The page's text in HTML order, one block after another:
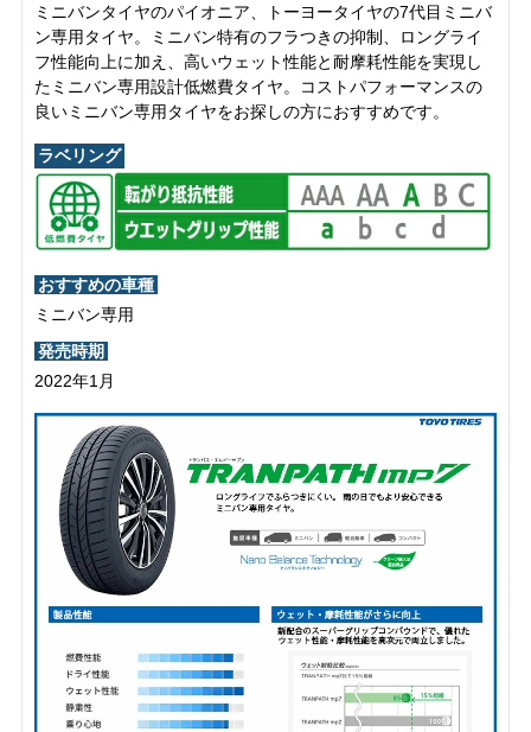
ミニバンタイヤのパイオニア、トーヨータイヤの7代目ミニバ
ン専用タイヤ。ミニバン特有のフラつきの抑制、ロングライ
フ性能向上に加え、高いウェット性能と耐摩耗性能を実現し
たミニバン専用設計低燃費タイヤ。コストパフォーマンスの
良いミニバン専用タイヤをお探しの方におすすめです。
ラベリング
おすすめの車種
ミニバン専用
発売時期
2022年1月